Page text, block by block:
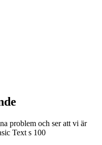
problem och ser att vi är
Text s 100